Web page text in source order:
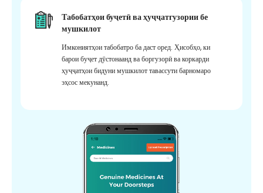
Табобатҳои буҷетӣ ва ҳуҷҷатгузории бе
мушкилот
Имкониятҳои табобатро ба даст оред. Ҳисобҳо, ки
барои буҷет дӯстонаанд ва боргузорӣ ва коркарди
ҳуҷҷатҳои бидуни мушкилот тавассути барномаро
эҳсос мекунанд.